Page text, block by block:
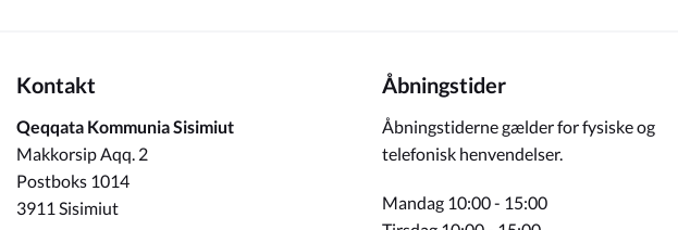
Kontakt
Qeqqata Kommunia Sisimiut
Makkorsip Aqq. 2
Postboks 1014
3911 Sisimiut
Åbningstider
Åbningstiderne gælder for fysiske og
telefonisk henvendelser.
Mandag 10:00 - 15:00